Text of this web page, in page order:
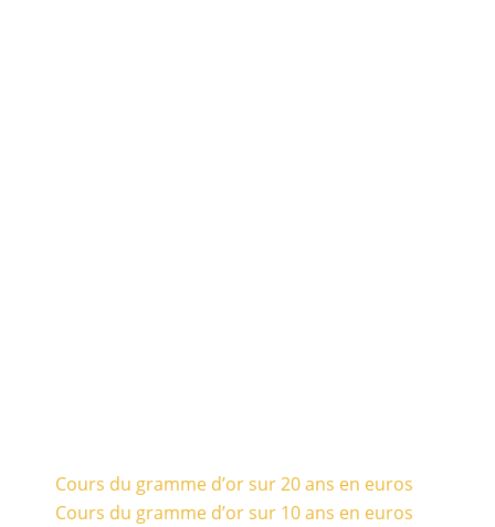
Cours du gramme d’or sur 20 ans en euros
Cours du gramme d’or sur 10 ans en euros